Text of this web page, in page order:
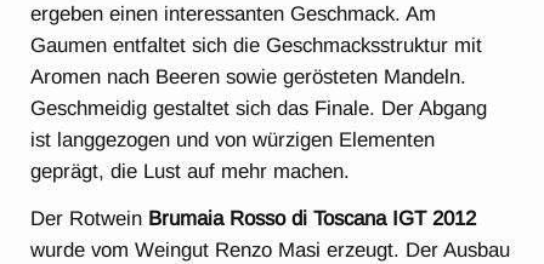
ergeben einen interessanten Geschmack. Am
Gaumen entfaltet sich die Geschmacksstruktur mit
Aromen nach Beeren sowie gerösteten Mandeln.
Geschmeidig gestaltet sich das Finale. Der Abgang
ist langgezogen und von würzigen Elementen
geprägt, die Lust auf mehr machen.
Der Rotwein Brumaia Rosso di Toscana IGT 2012
wurde vom Weingut Renzo Masi erzeugt. Der Ausbau